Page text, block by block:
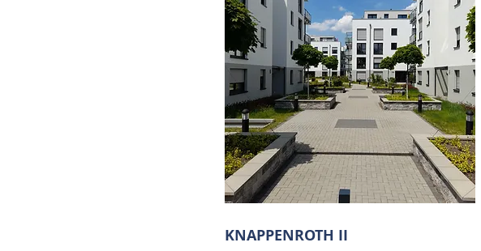
KNAPPENROTH II